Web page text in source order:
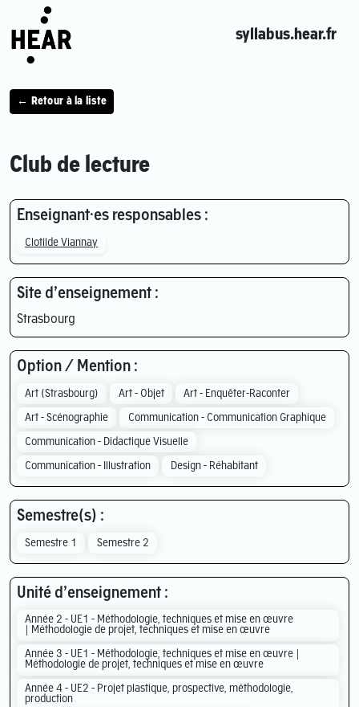
syllabus.hear.fr
← Retour à la liste
Club de lecture
Enseignant·es responsables :
Clotilde Viannay
Site d’enseignement :
Strasbourg
Option / Mention :
Art (Strasbourg) Art - Objet Art - Enquêter-Raconter
Art - Scénographie Communication - Communication Graphique
Communication - Didactique Visuelle
Communication - Illustration Design - Réhabitant
Semestre(s) :
Semestre 1 Semestre 2
Unité d’enseignement :
Année 2 - UE1 - Méthodologie, techniques et mise en œuvre
| Méthodologie de projet, techniques et mise en œuvre
Année 3 - UE1 - Méthodologie, techniques et mise en œuvre |
Méthodologie de projet, techniques et mise en œuvre
Année 4 - UE2 - Projet plastique, prospective, méthodologie,
production